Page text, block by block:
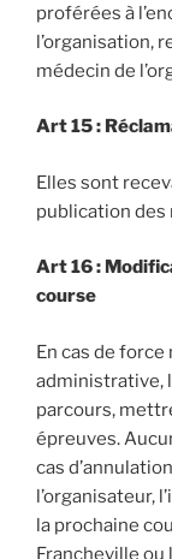
proférées à
l’organisation,
médecin de
Art 15 :
Elles sont
publication
Art 16 :
course
En cas de
administrative,
parcours,
épreuves.
cas
l’organisateur,
la prochaine
Francheville